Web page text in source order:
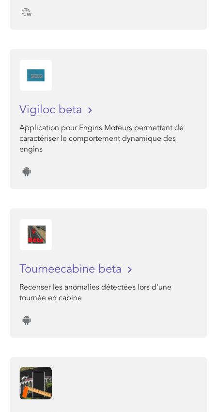
Vigiloc beta
Application pour Engins Moteurs permettant de
caractériser le comportement dynamique des
engins
Tourneecabine beta
Recenser les anomalies détectées lors d'une
tournée en cabine